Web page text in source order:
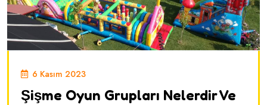
6 Kasım 2023
Şişme Oyun Grupları Nelerdir Ve